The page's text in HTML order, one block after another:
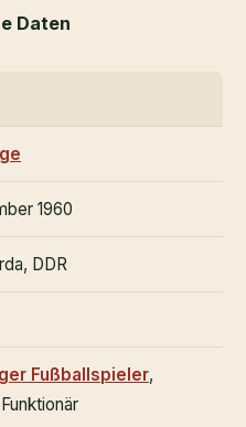
Daten
1960
DDR
Fußballspieler,